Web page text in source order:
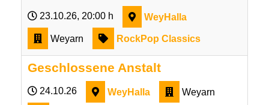
23.10.26, 20:00 h WeyHalla
Weyarn RockPop Classics
Geschlossene Anstalt
24.10.26 WeyHalla Weyarn